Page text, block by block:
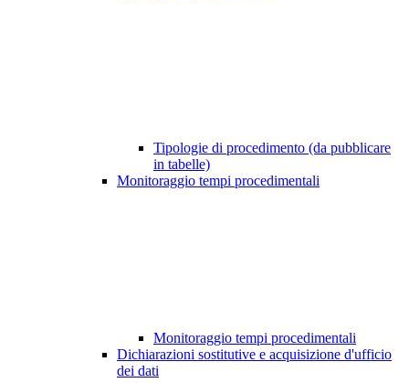
Tipologie di procedimento (da pubblicare
in tabelle)
Monitoraggio tempi procedimentali
Monitoraggio tempi procedimentali
Dichiarazioni sostitutive e acquisizione d'ufficio
dei dati